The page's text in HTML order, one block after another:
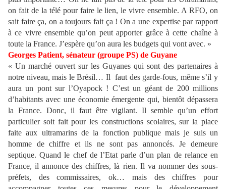
on fait de la télé pour faire le lien, le vivre ensemble. A RFO, on
sait faire ça, on a toujours fait ça ! On a une expertise par rapport
à ce vivre ensemble qu’on peut apporter grâce à cette chaîne à
toute la France. J’espère qu’on aura les budgets qui vont avec. »
Georges Patient, sénateur (groupe PS) de Guyane
« Un marché ouvert sur les Guyanes qui sont des partenaires à
notre niveau, mais le Brésil… Il faut des garde-fous, même s’il y
aura un pont sur l’Oyapock ! C’est un géant de 200 millions
d’habitants avec une économie émergente qui, bientôt dépassera
la France. Donc, il faut être vigilant. Il semble qu’un effort
particulier soit fait pour les constructions scolaires, sur la place
faite aux ultramarins de la fonction publique mais je suis un
homme de chiffre et ils ne sont pas annoncés. Je demeure
septique. Quand le chef de l’Etat parle d’un plan de relance en
France, il annonce des chiffres, là rien. Il va nommer des sous-
préfets, des commissaires, ok… mais des chiffres pour